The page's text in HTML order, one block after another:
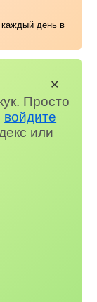
день в
Просто
войдите
или
✕